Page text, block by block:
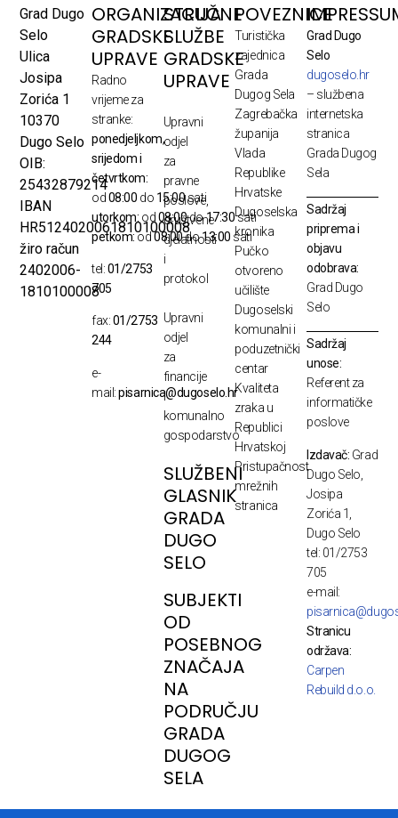
Grad Dugo
Selo
Ulica
Josipa
Zorića 1
10370
Dugo Selo
OIB:
25432879214
IBAN
HR5124020061810100008
žiro račun
2402006-
1810100008
ORGANIZACIJA
GRADSKE
UPRAVE
Radno
vrijeme za
stranke:
ponedjeljkom,
srijedom i
četvrtkom:
od08:00 do 15:00sati
utorkom: od08:00do17:30sati
petkom:od08:00do13:00 sati
tel:01/2753
705
fax:01/2753
244
e-
mail:pisarnica@dugoselo.hr
STRUČNE
SLUŽBE
GRADSKE
UPRAVE
Upravni
odjel
za
pravne
poslove,
društvene
djelatnosti
i
protokol
Upravni
odjel
za
financije
i
komunalno
gospodarstvo
SLUŽBENI
GLASNIK
GRADA
DUGO
SELO
SUBJEKTI
OD
POSEBNOG
ZNAČAJA
NA
PODRUČJU
GRADA
DUGOG
SELA
POVEZNICE
Turistička
zajednica
Grada
Dugog Sela
Zagrebačka
županija
Vlada
Republike
Hrvatske
Dugoselska
kronika
Pučko
otvoreno
učilište
Dugoselski
komunalni i
poduzetnički
centar
Kvaliteta
zraka u
Republici
Hrvatskoj
Pristupačnost
mrežnih
stranica
Grad Dugo
Selo
dugoselo.hr
– službena
internetska
stranica
Grada Dugog
Sela
Sadržaj
priprema i
objavu
odobrava:
Grad Dugo
Selo
Sadržaj
unose:
Referent za
informatičke
poslove
Izdavač: Grad
Dugo Selo,
Josipa
Zorića 1,
Dugo Selo
tel: 01/2753
705
e-mail:
Stranicu
održava:
Carpen
Rebuild d.o.o.